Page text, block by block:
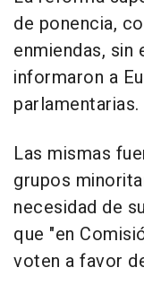
de ponencia,
enmiendas, sin
informaron a
parlamentarias.
Las mismas
grupos
necesidad de
que "en
voten a favor